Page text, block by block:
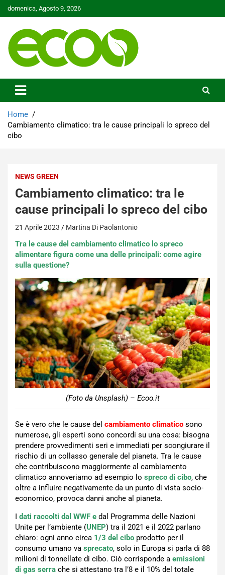
Skip
to
domenica, Agosto 9, 2026
Ecoo.it
Home
Cambiamento climatico: tra le cause principali lo spreco del
cibo
NEWS GREEN
Cambiamento climatico: tra le
cause principali lo spreco del cibo
21 Aprile 2023 Martina Di Paolantonio
Tra le cause del cambiamento climatico lo spreco
alimentare figura come una delle principali: come agire
sulla questione?
(Foto da Unsplash) – Ecoo.it
Se è vero che le cause del cambiamento climatico sono
numerose, gli esperti sono concordi su una cosa: bisogna
prendere provvedimenti seri e immediati per scongiurare il
rischio di un collasso generale del pianeta. Tra le cause
che contribuiscono maggiormente al cambiamento
climatico annoveriamo ad esempio lo spreco di cibo, che
oltre a influire negativamente da un punto di vista socio-
economico, provoca danni anche al pianeta.
I dati raccolti dal WWF e dal Programma delle Nazioni
Unite per l’ambiente (UNEP) tra il 2021 e il 2022 parlano
chiaro: ogni anno circa 1/3 del cibo prodotto per il
consumo umano va sprecato, solo in Europa si parla di 88
milioni di tonnellate di cibo. Ciò corrisponde a emissioni
di gas serra che si attestano tra l’8 e il 10% del totale